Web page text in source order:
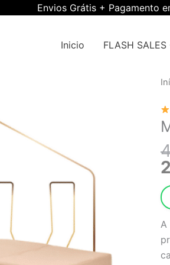
Envios Grátis + Pagamento
Inicio FLASH
A